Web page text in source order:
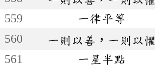
559
一律平等
560
一則以善，一則以懼
561
一星半點